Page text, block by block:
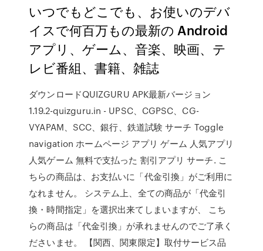
いつでもどこでも、お使いのデバ
イスで何百万もの最新の Android
アプリ、ゲーム、音楽、映画、テ
レビ番組、書籍、雑誌
ダウンロードQUIZGURU APK最新バージョン
1.19.2-quizguru.in - UPSC、CGPSC、CG-
VYAPAM、SCC、銀行、鉄道試験 サーチ Toggle
navigation ホームページ アプリ ゲーム 人気アプリ
人気ゲーム 無料で支払った 割引アプリ サーチ. こ
ちらの商品は、お支払いに「代金引換」がご利用に
なれません。 システム上、全ての商品が「代金引
換・時間指定」を選択出来てしまいますが、 こち
らの商品は「代金引換」が承れませんのでご了承く
ださいませ。 【関西、関東限定】取付サービス品